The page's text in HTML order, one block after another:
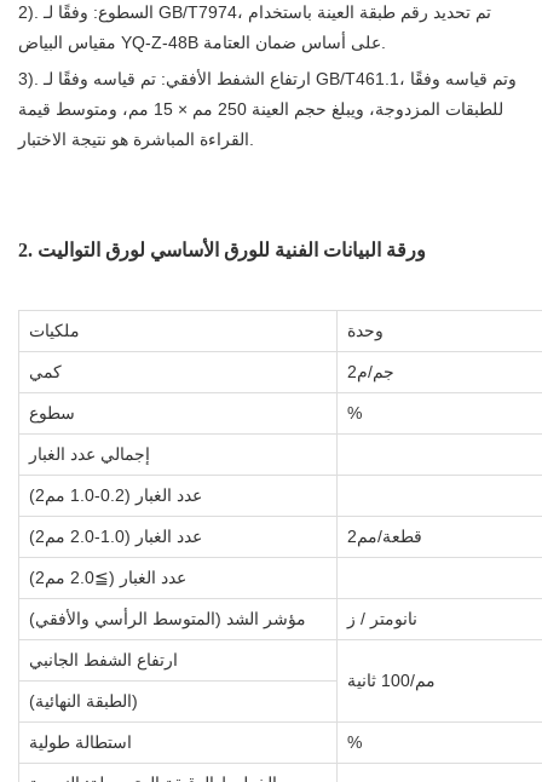
2). السطوع: وفقًا لـ GB/T7974، تم تحديد رقم طبقة العينة باستخدام
3). ارتفاع الشفط الأفقي: تم قياسه وفقًا لـ GB/T461.1، وتم قياسه وفقًا
للطبقات المزدوجة، ويبلغ حجم العينة 250 مم × 15 مم، ومتوسط ​​قيمة
2. ورقة البيانات الفنية للورق الأساسي لورق التواليت
ملكيات وحدة
كمي جم/م2
سطوع %
إجمالي عدد الغبار
عدد الغبار (0.2-1.0 مم2)
عدد الغبار (1.0-2.0 مم2) قطعة/مم2
عدد الغبار (≧2.0 مم2)
مؤشر الشد (المتوسط ​​الرأسي والأفقي) نانومتر / ز
ارتفاع الشفط الجانبي
مم/100 ثانية
(الطبقة النهائية)
استطالة طولية %